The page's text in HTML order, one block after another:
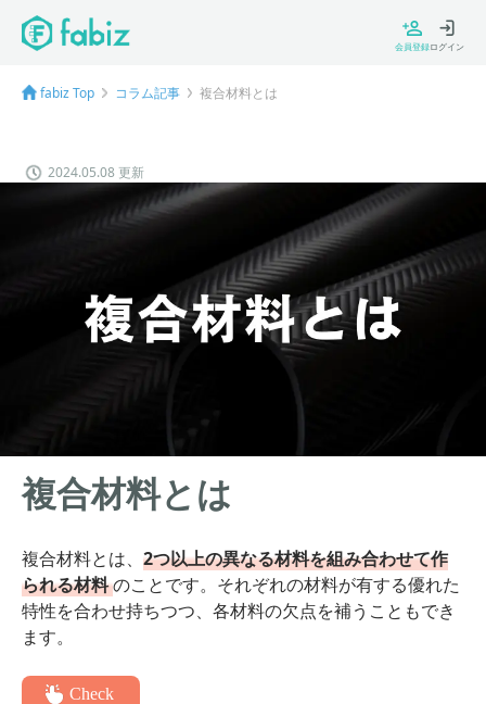
会員登録ログイン
fabiz Top コラム記事 複合材料とは
2024.05.08 更新
複合材料とは
複合材料とは、 2つ以上の異なる材料を組み合わせて作
られる材料のことです。それぞれの材料が有する優れた
特性を合わせ持ちつつ、各材料の欠点を補うこともでき
ます。
Check